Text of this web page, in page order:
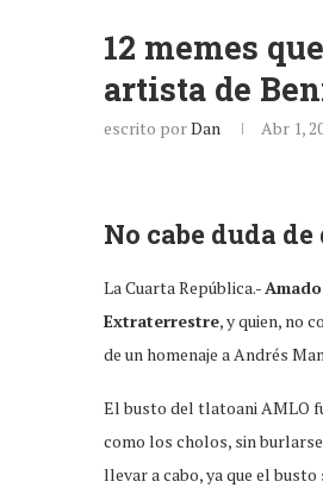
12 memes
artista de
escrito porDan Abr 1,
No cabe duda
La Cuarta República.-
Extraterrestre, y quien, no
de un homenaje a Andrés
El busto del tlatoani AMLO
como los cholos, sin
llevar a cabo, ya que el